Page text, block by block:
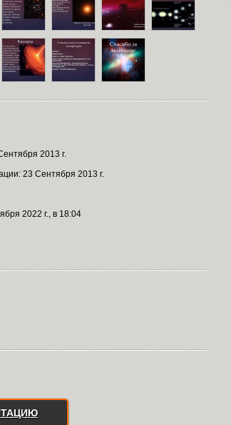
2013 г.
23 Сентября 2013 г.
2022 г., в 18:04